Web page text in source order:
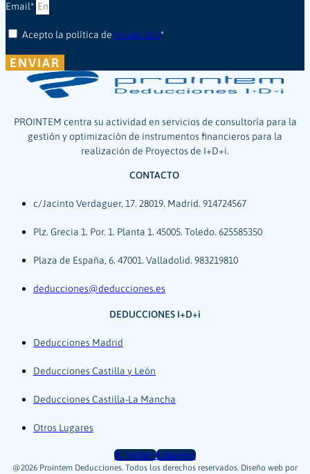
Email*
Acepto la política de privacidad*
ENVIAR
PROINTEM centra su actividad en servicios de consultoría para la
gestión y optimización de instrumentos financieros para la
realización de Proyectos de I+D+i.
CONTACTO
c/Jacinto Verdaguer, 17. 28019. Madrid. 914724567
Plz. Grecia 1. Por. 1. Planta 1. 45005. Toledo. 625585350
Plaza de España, 6. 47001. Valladolid. 983219810
deducciones@deducciones.es
DEDUCCIONES I+D+i
Deducciones Madrid
Deducciones Castilla y León
Deducciones Castilla-La Mancha
Otros Lugares
X-twitter Linkedin
@2026 Prointem Deducciones. Todos los derechos reservados. Diseño web por